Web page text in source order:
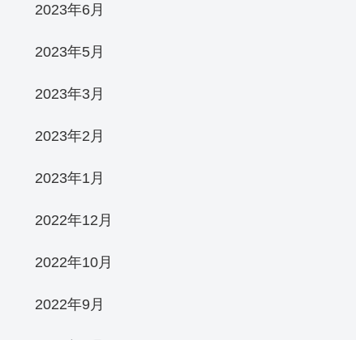
2023年6月
2023年5月
2023年3月
2023年2月
2023年1月
2022年12月
2022年10月
2022年9月